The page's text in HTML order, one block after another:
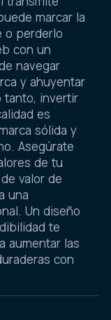
marcar la
o perderlo
con un
navegar
y ahuyentar
tanto, invertir
es
sólida y
Asegúrate
de tu
valor de
una
Un diseño
te
aumentar las
con